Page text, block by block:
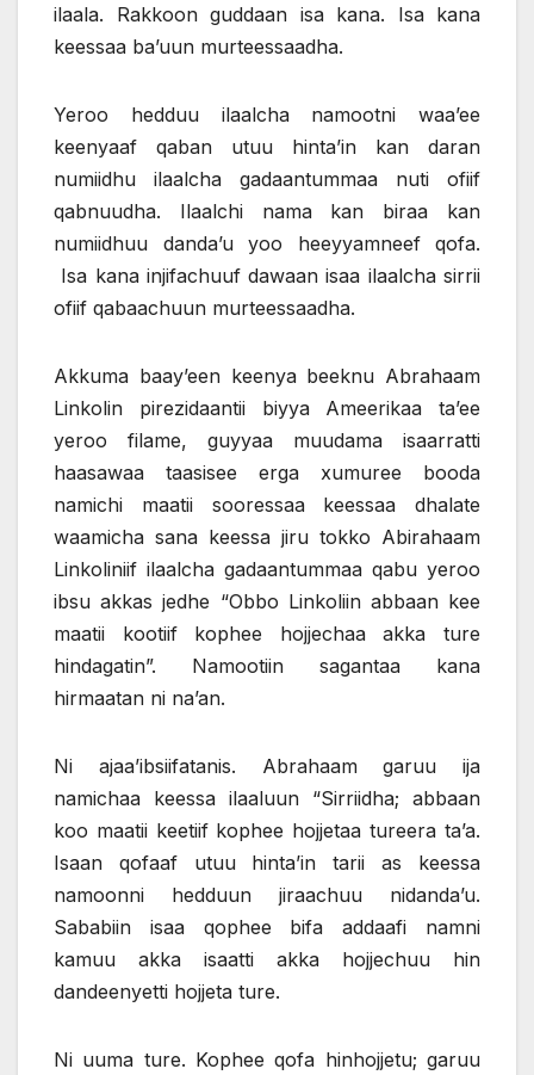
ilaala. Rakkoon guddaan isa kana. Isa kana
keessaa ba’uun murteessaadha.
Yeroo hedduu ilaalcha namootni waa’ee
keenyaaf qaban utuu hinta’in kan daran
numiidhu ilaalcha gadaantummaa nuti ofiif
qabnuudha. Ilaalchi nama kan biraa kan
numiidhuu danda’u yoo heeyyamneef qofa.
Isa kana injifachuuf dawaan isaa ilaalcha sirrii
ofiif qabaachuun murteessaadha.
Akkuma baay’een keenya beeknu Abrahaam
Linkolin pirezidaantii biyya Ameerikaa ta’ee
yeroo filame, guyyaa muudama isaarratti
haasawaa taasisee erga xumuree booda
namichi maatii sooressaa keessaa dhalate
waamicha sana keessa jiru tokko Abirahaam
Linkoliniif ilaalcha gadaantummaa qabu yeroo
ibsu akkas jedhe “Obbo Linkoliin abbaan kee
maatii kootiif kophee hojjechaa akka ture
hindagatin”. Namootiin sagantaa kana
hirmaatan ni na’an.
Ni ajaa’ibsiifatanis. Abrahaam garuu ija
namichaa keessa ilaaluun “Sirriidha; abbaan
koo maatii keetiif kophee hojjetaa tureera ta’a.
Isaan qofaaf utuu hinta’in tarii as keessa
namoonni hedduun jiraachuu nidanda’u.
Sababiin isaa qophee bifa addaafi namni
kamuu akka isaatti akka hojjechuu hin
dandeenyetti hojjeta ture.
Ni uuma ture. Kophee qofa hinhojjetu; garuu